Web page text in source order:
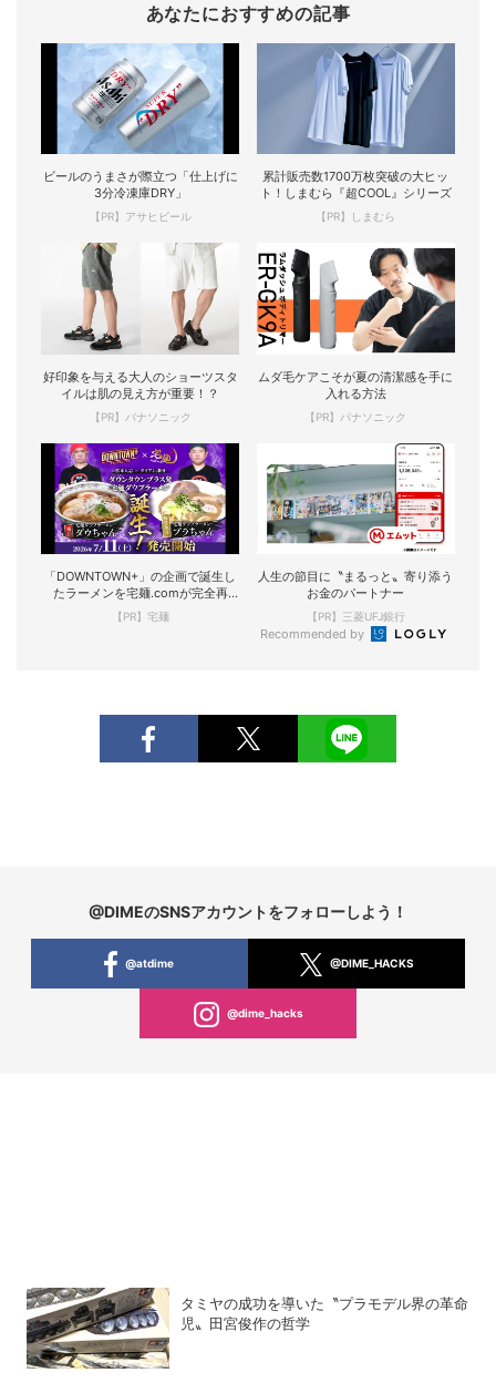
あなたにおすすめの記事
ビールのうまさが際立つ「仕上げに
3分冷凍庫DRY」
【PR】アサヒビール
累計販売数1700万枚突破の大ヒッ
ト！しまむら『超COOL』シリーズ
【PR】しまむら
好印象を与える大人のショーツスタ
イルは肌の見え方が重要！？
【PR】パナソニック
ムダ毛ケアこそが夏の清潔感を手に
入れる方法
【PR】パナソニック
「DOWNTOWN+」の企画で誕生し
たラーメンを宅麺.comが完全再
現！
【PR】宅麺
人生の節目に〝まるっと〟寄り添う
お金のパートナー
【PR】三菱UFJ銀行
Recommended by
@DIMEのSNSアカウントをフォローしよう！
@atdime @DIME_HACKS
@dime_hacks
タミヤの成功を導いた〝プラモデル界の革命
児〟田宮俊作の哲学